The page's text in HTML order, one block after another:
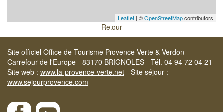
Leaflet | ©OpenStreetMapcontributors
Retour
Site officiel Office de Tourisme Provence Verte & Verdon
Carrefour de l'Europe - 83170 BRIGNOLES - Tél. 04 94 72 04 21
Site web : www.la-provence-verte.net - Site séjour :
www.sejourprovence.com